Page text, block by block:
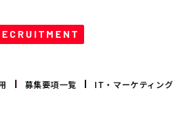
用
募集要項一覧 IT・マーケティング